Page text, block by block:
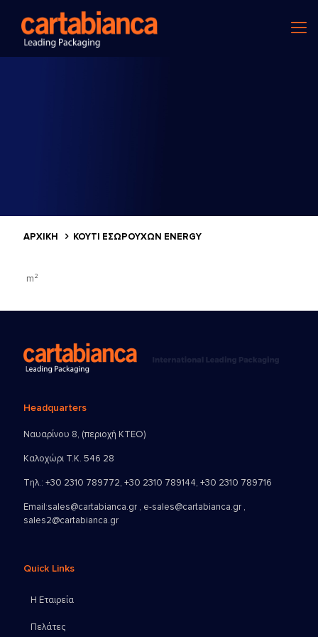
ΑΡΧΙΚΗ ΚΟΥΤΊ ΕΣΩΡΟΎΧΩΝ ENERGY
m²
Headquarters
Ναυαρίνου 8, (περιοχή ΚΤΕΟ)
Καλοχώρι Τ.Κ. 546 28
Τηλ.: +30 2310 789772, +30 2310 789144, +30 2310 789716
Email:sales@cartabianca.gr , e-sales@cartabianca.gr ,
sales2@cartabianca.gr
Quick Links
Η Εταιρεία
Πελάτες